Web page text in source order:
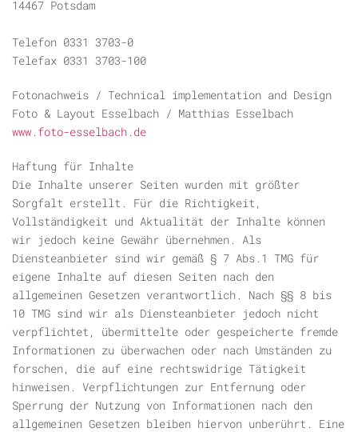
14467 Potsdam
Telefon 0331 3703-0
Telefax 0331 3703-100
Fotonachweis / Technical implementation and Design
Foto & Layout Esselbach / Matthias Esselbach
www.foto-esselbach.de
Haftung für Inhalte
Die Inhalte unserer Seiten wurden mit größter
Sorgfalt erstellt. Für die Richtigkeit,
Vollständigkeit und Aktualität der Inhalte können
wir jedoch keine Gewähr übernehmen. Als
Diensteanbieter sind wir gemäß § 7 Abs.1 TMG für
eigene Inhalte auf diesen Seiten nach den
allgemeinen Gesetzen verantwortlich. Nach §§ 8 bis
10 TMG sind wir als Diensteanbieter jedoch nicht
verpflichtet, übermittelte oder gespeicherte fremde
Informationen zu überwachen oder nach Umständen zu
forschen, die auf eine rechtswidrige Tätigkeit
hinweisen. Verpflichtungen zur Entfernung oder
Sperrung der Nutzung von Informationen nach den
allgemeinen Gesetzen bleiben hiervon unberührt. Eine